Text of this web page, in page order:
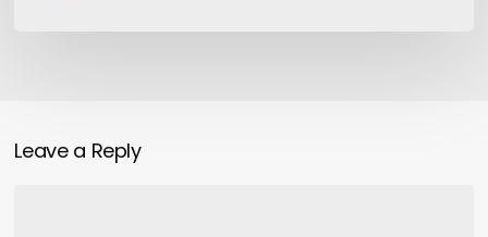
Leave a Reply